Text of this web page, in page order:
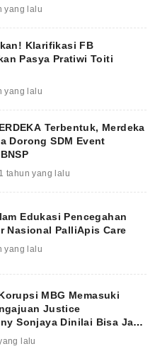
yang lalu
Klarifikasi FB
Pasya Pratiwi Toiti
yang lalu
Terbentuk, Merdeka
Dorong SDM Event
1 tahun yang lalu
Edukasi Pencegahan
Nasional PalliApis Care
yang lalu
MBG Memasuki
Justice
Sonjaya Dinilai Bisa Jadi
lalu